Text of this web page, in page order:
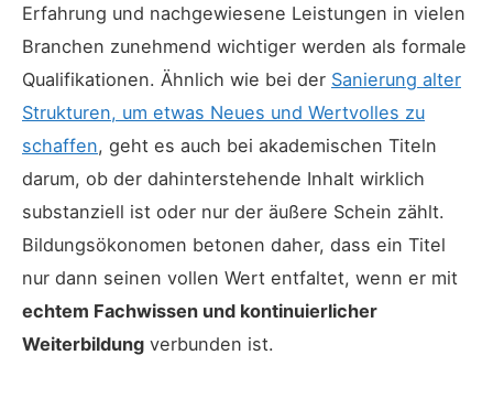
Erfahrung und nachgewiesene Leistungen in vielen
Branchen zunehmend wichtiger werden als formale
Qualifikationen. Ähnlich wie bei der Sanierung alter
Strukturen, um etwas Neues und Wertvolles zu
schaffen, geht es auch bei akademischen Titeln
darum, ob der dahinterstehende Inhalt wirklich
substanziell ist oder nur der äußere Schein zählt.
Bildungsökonomen betonen daher, dass ein Titel
nur dann seinen vollen Wert entfaltet, wenn er mit
echtem Fachwissen und kontinuierlicher
Weiterbildung verbunden ist.